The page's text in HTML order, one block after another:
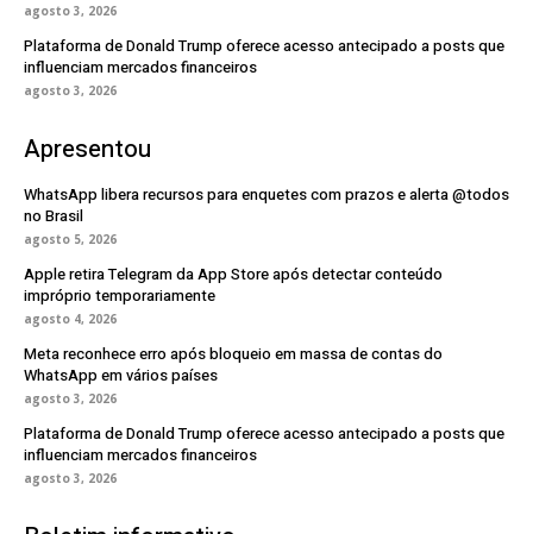
agosto 3, 2026
Plataforma de Donald Trump oferece acesso antecipado a posts que
influenciam mercados financeiros
agosto 3, 2026
Apresentou
WhatsApp libera recursos para enquetes com prazos e alerta @todos
no Brasil
agosto 5, 2026
Apple retira Telegram da App Store após detectar conteúdo
impróprio temporariamente
agosto 4, 2026
Meta reconhece erro após bloqueio em massa de contas do
WhatsApp em vários países
agosto 3, 2026
Plataforma de Donald Trump oferece acesso antecipado a posts que
influenciam mercados financeiros
agosto 3, 2026